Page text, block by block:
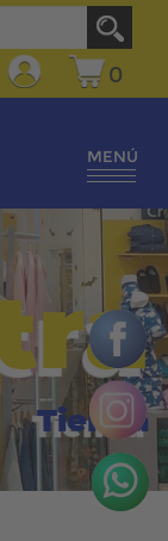
0
MENÚ
Tienda